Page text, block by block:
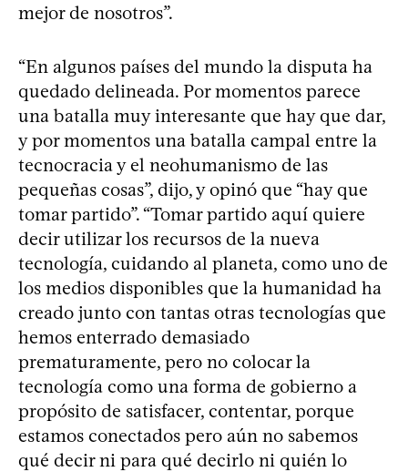
mejor de nosotros”.
“En algunos países del mundo la disputa ha
quedado delineada. Por momentos parece
una batalla muy interesante que hay que dar,
y por momentos una batalla campal entre la
tecnocracia y el neohumanismo de las
pequeñas cosas”, dijo, y opinó que “hay que
tomar partido”. “Tomar partido aquí quiere
decir utilizar los recursos de la nueva
tecnología, cuidando al planeta, como uno de
los medios disponibles que la humanidad ha
creado junto con tantas otras tecnologías que
hemos enterrado demasiado
prematuramente, pero no colocar la
tecnología como una forma de gobierno a
propósito de satisfacer, contentar, porque
estamos conectados pero aún no sabemos
qué decir ni para qué decirlo ni quién lo